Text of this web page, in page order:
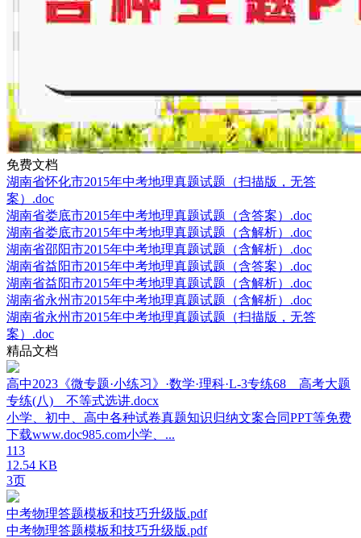
免费文档
湖南省怀化市2015年中考地理真题试题（扫描版，无答
案）.doc
湖南省娄底市2015年中考地理真题试题（含答案）.doc
湖南省娄底市2015年中考地理真题试题（含解析）.doc
湖南省邵阳市2015年中考地理真题试题（含解析）.doc
湖南省益阳市2015年中考地理真题试题（含答案）.doc
湖南省益阳市2015年中考地理真题试题（含解析）.doc
湖南省永州市2015年中考地理真题试题（含解析）.doc
湖南省永州市2015年中考地理真题试题（扫描版，无答
案）.doc
精品文档
高中2023《微专题·小练习》·数学·理科·L-3专练68 高考大题
专练(八) 不等式选讲.docx
小学、初中、高中各种试卷真题知识归纳文案合同PPT等免费
下载www.doc985.com小学、...
113
12.54 KB
3页
中考物理答题模板和技巧升级版.pdf
中考物理答题模板和技巧升级版.pdf